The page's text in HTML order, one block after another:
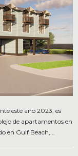
este año 2023, es
de apartamentos en
en Gulf Beach,...